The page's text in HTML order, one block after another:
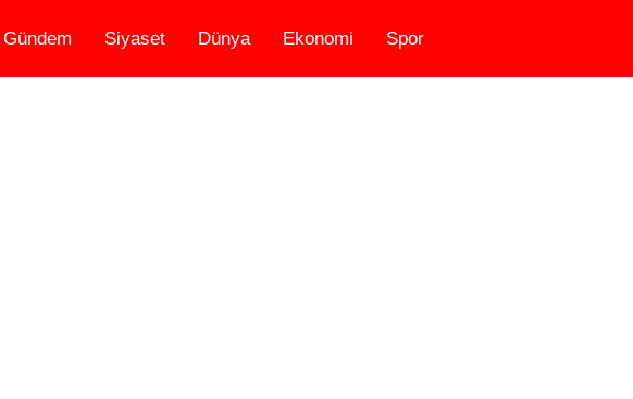
Gündem Siyaset Dünya Ekonomi Spor